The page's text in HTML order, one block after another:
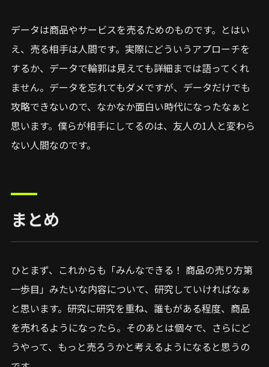
データは商品やサービスを売るためのものです。とはい
え、売る相手は人間です。実際にどういうアプローチを
するか、データで輪郭は見えても詳細までは語ってくれ
ません。データを忘れてもダメですが、データだけでも
攻略できないので、なかなか面白い時代になったなぁと
思います。僕らが相手にしてるのは、友人の1人と変わら
ない人間なのです。
まとめ
ひとまず、これからも「みんなできる！ 商品の売り方第
一歩目」みたいな内容について、研究していければなぁ
と思います。研究に研究を重ね、誰もがある程度、商品
を売れるようになったら。そのあとは個々で、さらにど
うやって、もっと売ろうかと考えるようになると思うの